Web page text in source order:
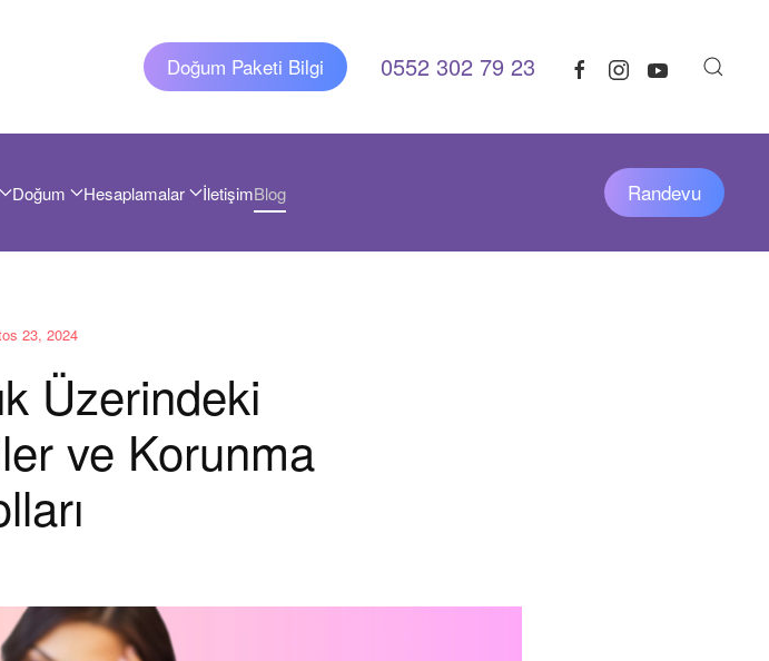
Doğum Paketi Bilgi 0552 302 79 23
Doğum Hesaplamalar İletişimBlog Randevu
23, 2024
Üzerindeki
ve Korunma